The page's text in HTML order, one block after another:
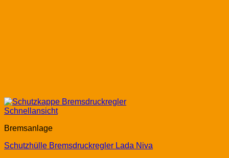
Schnellansicht
Bremsanlage
Schutzhülle Bremsdruckregler Lada Niva